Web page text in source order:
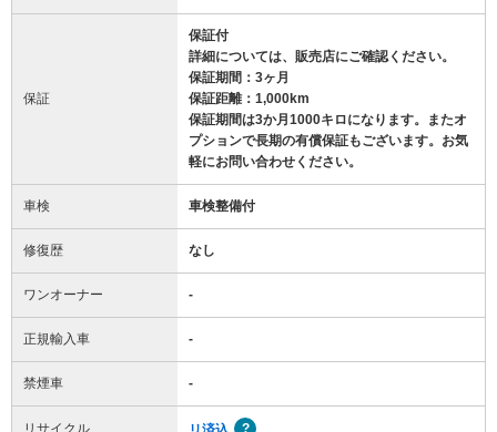
保証
保証付
詳細については、販売店にご確認ください。
保証期間：3ヶ月
保証距離：1,000km
保証期間は3か月1000キロになります。またオ
プションで長期の有償保証もございます。お気
軽にお問い合わせください。
車検 車検整備付
修復歴 なし
ワンオーナー -
正規輸入車 -
禁煙車 -
リサイクル